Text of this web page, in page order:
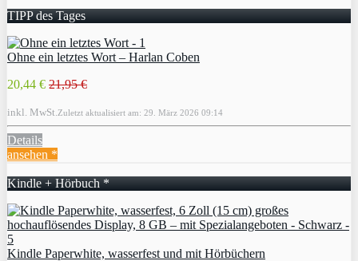
TIPP des Tages
Ohne ein letztes Wort – Harlan Coben
20,44 € 21,95 €
inkl. MwSt. Zuletzt aktualisiert am: 29. März 2026 09:14
Details
ansehen *
Kindle + Hörbuch *
Kindle Paperwhite, wasserfest und mit Hörbüchern